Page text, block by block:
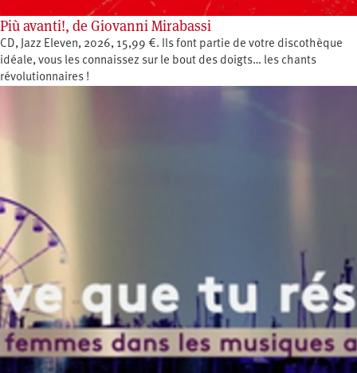
Più avanti!, de Giovanni Mirabassi
CD, Jazz Eleven, 2026, 15,99 €. Ils font partie de votre discothèque
idéale, vous les connaissez sur le bout des doigts… les chants
révolutionnaires !